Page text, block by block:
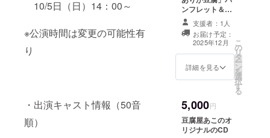
10/5日（日）14：00～
※公演時間は変更の可能性有
り
・出演キャスト情報（50音
順）
ンフレット＆お
礼状セット
支援者：1人
お届け予定：
2025年12月
詳細を見る
こ
の
リ
タ
ー
ン
を
選
択
す
る
5,000円
豆腐屋あこのオ
リジナルのCD